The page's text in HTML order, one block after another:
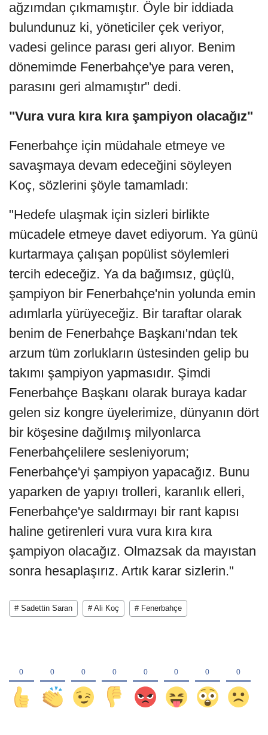
ağzımdan çıkmamıştır. Öyle bir iddiada
bulundunuz ki, yöneticiler çek veriyor,
vadesi gelince parası geri alıyor. Benim
dönemimde Fenerbahçe'ye para veren,
parasını geri almamıştır" dedi.
"Vura vura kıra kıra şampiyon olacağız"
Fenerbahçe için müdahale etmeye ve
savaşmaya devam edeceğini söyleyen
Koç, sözlerini şöyle tamamladı:
"Hedefe ulaşmak için sizleri birlikte
mücadele etmeye davet ediyorum. Ya günü
kurtarmaya çalışan popülist söylemleri
tercih edeceğiz. Ya da bağımsız, güçlü,
şampiyon bir Fenerbahçe'nin yolunda emin
adımlarla yürüyeceğiz. Bir taraftar olarak
benim de Fenerbahçe Başkanı'ndan tek
arzum tüm zorlukların üstesinden gelip bu
takımı şampiyon yapmasıdır. Şimdi
Fenerbahçe Başkanı olarak buraya kadar
gelen siz kongre üyelerimize, dünyanın dört
bir köşesine dağılmış milyonlarca
Fenerbahçelilere sesleniyorum;
Fenerbahçe'yi şampiyon yapacağız. Bunu
yaparken de yapıyı trolleri, karanlık elleri,
Fenerbahçe'ye saldırmayı bir rant kapısı
haline getirenleri vura vura kıra kıra
şampiyon olacağız. Olmazsak da mayıstan
sonra hesaplaşırız. Artık karar sizlerin."
# Sadettin Saran # Ali Koç # Fenerbahçe